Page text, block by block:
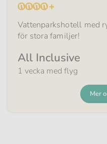
Vattenparkshotell med
för stora familjer!
All Inclusive
1 vecka med flyg
Mer